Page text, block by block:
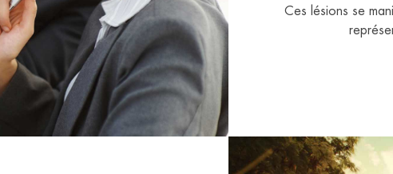
Ces lésions se